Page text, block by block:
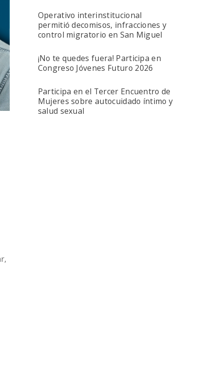
Operativo interinstitucional
permitió decomisos, infracciones y
control migratorio en San Miguel
¡No te quedes fuera! Participa en
Congreso Jóvenes Futuro 2026
Participa en el Tercer Encuentro de
Mujeres sobre autocuidado íntimo y
salud sexual